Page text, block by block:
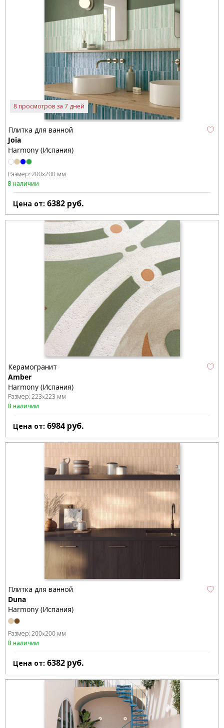
8 просмотров за 7 дней
Плитка для ванной
Joia
Harmony (Испания)
Размер: 200x200 мм
В наличии
Цена от: 6382 руб.
Керамогранит
Amber
Harmony (Испания)
Размер: 223x223 мм
В наличии
Цена от: 6984 руб.
Плитка для ванной
Duna
Harmony (Испания)
Размер: 200x200 мм
В наличии
Цена от: 6382 руб.